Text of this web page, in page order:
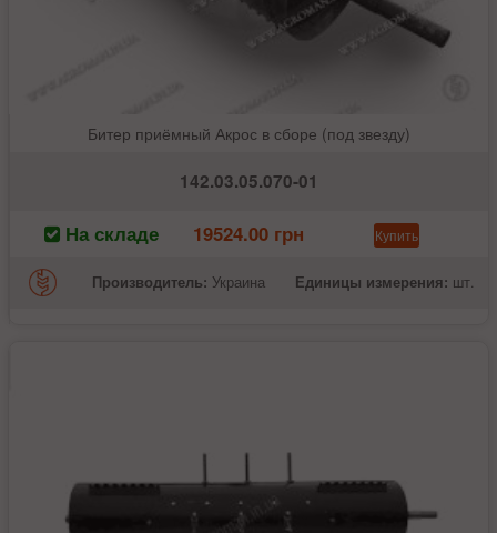
Битер приёмный Акрос в сборе (под звезду)
142.03.05.070-01
На складе 19524.00 грн Купить
Производитель: Украина Единицы измерения: шт.